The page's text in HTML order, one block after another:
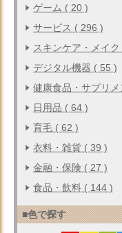
ゲーム ( 20 )
サービス ( 296 )
スキンケア・メイ
デジタル機器 ( 55 )
健康食品・サプリ
日用品 ( 64 )
育毛 ( 62 )
衣料・雑貨 ( 39 )
金融・保険 ( 27 )
食品・飲料 ( 144 )
■色で探す